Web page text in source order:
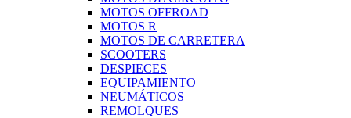
MOTOS OFFROAD
MOTOS R
MOTOS DE CARRETERA
SCOOTERS
DESPIECES
EQUIPAMIENTO
NEUMÁTICOS
REMOLQUES